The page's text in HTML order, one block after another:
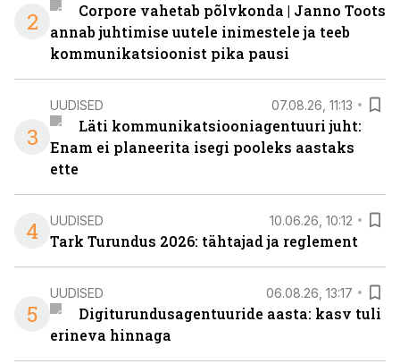
2
Corpore vahetab põlvkonda | Janno Toots
annab juhtimise uutele inimestele ja teeb
kommunikatsioonist pika pausi
3
UUDISED 07.08.26, 11:13
Läti kommunikatsiooniagentuuri juht:
Enam ei planeerita isegi pooleks aastaks
ette
4 UUDISED 10.06.26, 10:12
Tark Turundus 2026: tähtajad ja reglement
5
UUDISED 06.08.26, 13:17
Digiturundusagentuuride aasta: kasv tuli
erineva hinnaga